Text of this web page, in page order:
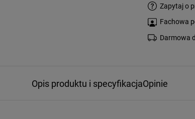
Zapytaj o
Fachowa
Darmowa
Opis produktu i specyfikacjaOpinie